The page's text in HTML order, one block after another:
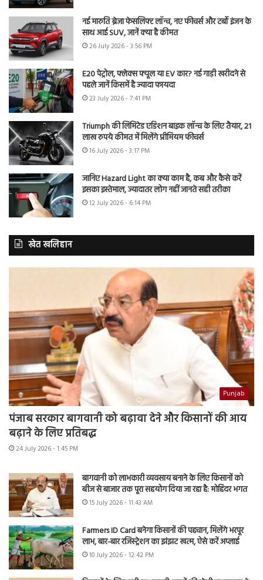
नई मारुति ब्रेजा फेसलिफ्ट लॉन्च, नए फीचर्स और टर्बो इंजन के
साथ आई SUV, जानें क्या है कीमत
26 July 2026 - 3:56 PM
E20 पेट्रोल, फ्लेक्स फ्यूल या EV कार? नई गाड़ी खरीदने से
पहले जानें किसमें है ज्यादा फायदा
23 July 2026 - 7:41 PM
Triumph की लिमिटेड एडिशन बाइक लॉन्च के लिए तैयार, 21
लाख रुपये कीमत में मिलेंगे प्रीमियम फीचर्स
16 July 2026 - 3:17 PM
जानिए Hazard Light का क्या काम है, कब और कैसे करें
इसका इस्तेमाल, ज्यादातर लोग नहीं जानते सही तरीका
12 July 2026 - 6:14 PM
खेत खलिहान
Punjab
पंजाब सरकार बागवानी को बढ़ावा देने और किसानों की आय
बढ़ाने के लिए प्रतिबद्ध
24 July 2026 - 1:45 PM
बागवानी को लाभकारी व्यवसाय बनाने के लिए किसानों को
बीज से बाजार तक पूरा सहयोग दिया जा रहा है: मोहिंदर भगत
15 July 2026 - 11:43 AM
Farmers ID Card बनेगा किसानों की पहचान, मिलेंगे भरपूर
लाभ, बार-बार रजिस्ट्रेशन का झंझट खत्म, ऐसे करें अप्लाई
10 July 2026 - 12:42 PM